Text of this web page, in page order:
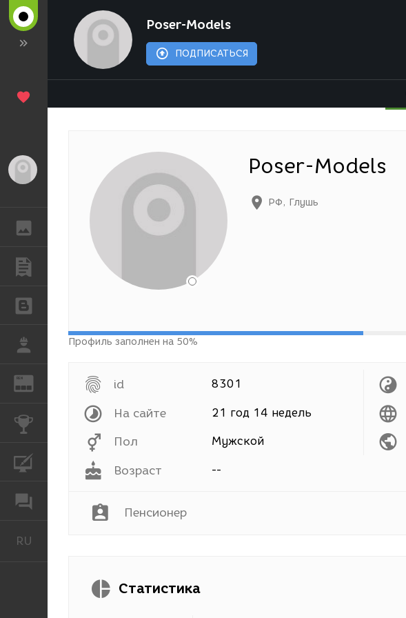
ГАЛЕРЕЯ
ПУБЛИКАЦИИ
РАБОТА
REN ЖУРНАЛ
КОНКУРСЫ
RU
Poser-Models
ПОДПИСАТЬСЯ
Poser-Models
РФ, Глушь
Профиль заполнен на 50%
id 8301
На сайте 21 год 14 недель
Пол Мужской
Возраст --
Пенсионер
Статистика